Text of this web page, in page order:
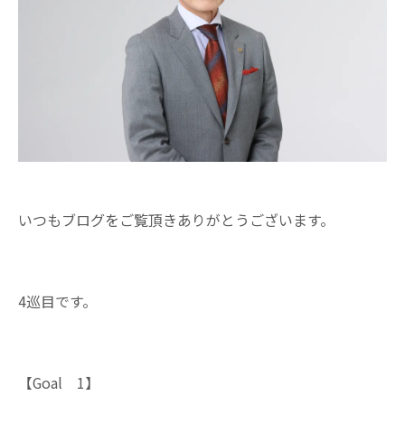
いつもブログをご覧頂きありがとうございます。
4巡目です。
【Goal 1】